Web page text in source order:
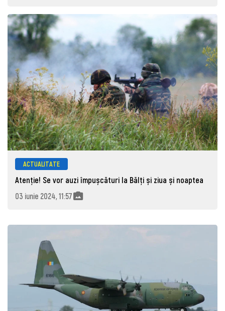
ACTUALITATE
Atenție! Se vor auzi împușcături la Bălți și ziua și noaptea
03 iunie 2024, 11:57